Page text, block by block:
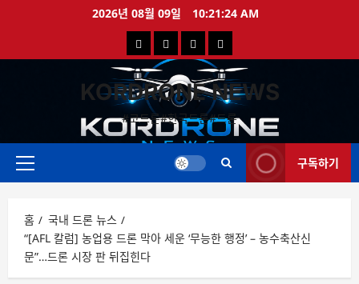
로
2026년 08월 09일 10:21:24 AM
국
내
드
론
뉴
해
외
드
론
뉴
드
영
상
드
론
특
가
KORDRONE NEWS
#코드론#한국드론#드론
주
구독하기
홈
국내 드론 뉴스
“[AFL 칼럼] 농업용 드론 막아 세운 ‘무능한 행정’ – 농수축산신
문”…드론 시장 판 뒤집힌다